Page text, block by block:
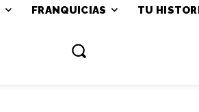
FRANQUICIAS TU